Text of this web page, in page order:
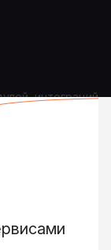
интеграций
и вешаем на